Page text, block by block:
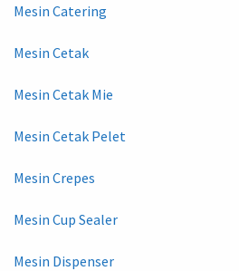
Mesin Catering
Mesin Cetak
Mesin Cetak Mie
Mesin Cetak Pelet
Mesin Crepes
Mesin Cup Sealer
Mesin Dispenser